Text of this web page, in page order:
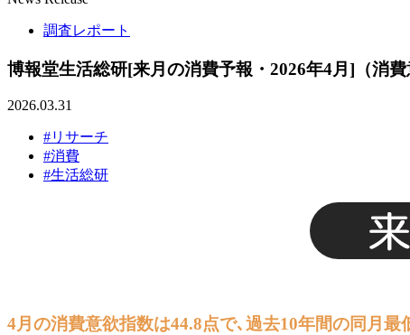
調査レポート
博報堂生活総研[来月の消費予報・2026年4月]（消費
2026.03.31
#リサーチ
#消費
#生活総研
4月の消費意欲指数は44.8点で､過去10年間の同月最